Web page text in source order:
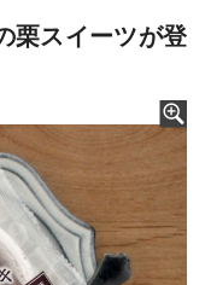
栗スイーツが登